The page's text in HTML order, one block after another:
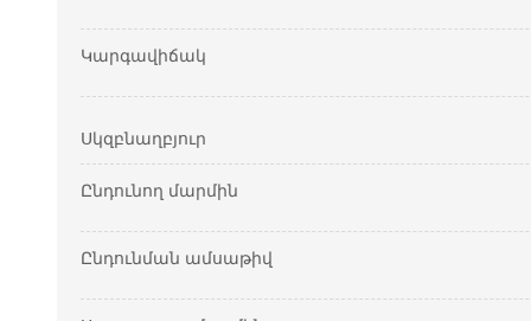
Կարգավիճակ
Սկզբնաղբյուր
Ընդունող մարմին
Ընդունման ամսաթիվ